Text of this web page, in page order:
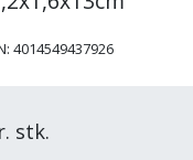
4014549437926
stk.